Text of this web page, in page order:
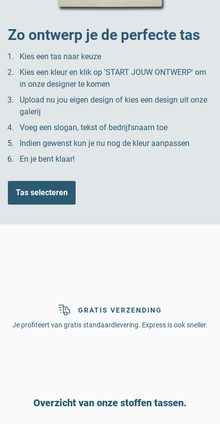
Zo ontwerp je de perfecte tas
Kies een tas naar keuze
Kies een kleur en klik op 'START JOUW ONTWERP' om
in onze designer te komen
Upload nu jou eigen design of kies een design uit onze
galerij
Voeg een slogan, tekst of bedrijfsnaam toe
Indien gewenst kun je nu nog de kleur aanpassen
En je bent klaar!
Tas selecteren
GRATIS VERZENDING
Je profiteert van gratis standaardlevering. Express is ook sneller.
Overzicht van onze stoffen tassen.